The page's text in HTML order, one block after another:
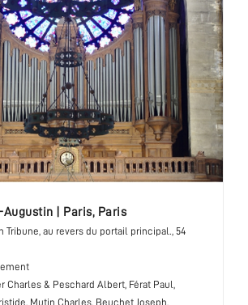
Augustin Paris, Paris
Tribune, au revers du portail principal., 54
Charles & Peschard Albert, Férat Paul,
Mutin Charles, Beuchet Joseph,